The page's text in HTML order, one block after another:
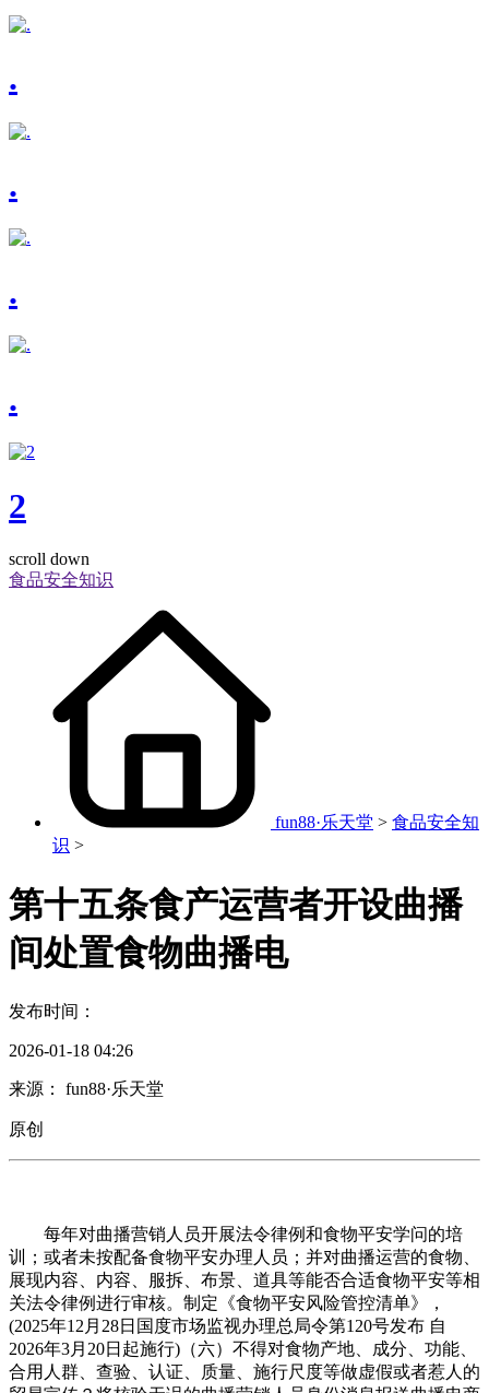
.
.
.
.
2
scroll down
食品安全知识
fun88·乐天堂 > 食品安全知
识 >
第十五条食产运营者开设曲播
间处置食物曲播电
发布时间：
2026-01-18 04:26
来源： fun88·乐天堂
原创
每年对曲播营销人员开展法令律例和食物平安学问的培
训；或者未按配备食物平安办理人员；并对曲播运营的食物、
展现内容、内容、服拆、布景、道具等能否合适食物平安等相
关法令律例进行审核。制定《食物平安风险管控清单》，
(2025年12月28日国度市场监视办理总局令第120号发布 自
2026年3月20日起施行)（六）不得对食物产地、成分、功能、
合用人群、查验、认证、质量、施行尺度等做虚假或者惹人的